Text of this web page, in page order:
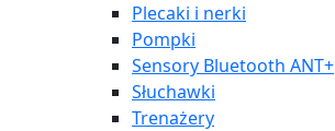
Plecaki i nerki
Pompki
Sensory Bluetooth ANT+
Słuchawki
Trenażery